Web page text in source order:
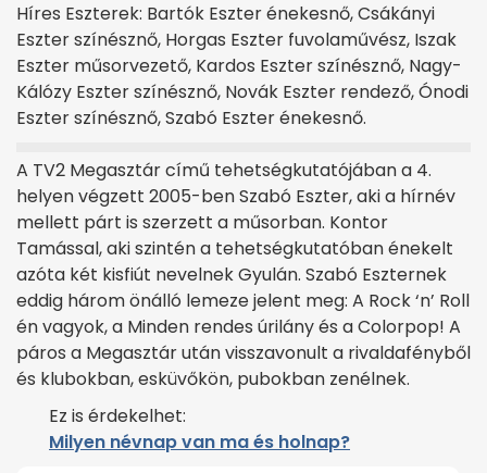
Híres Eszterek: Bartók Eszter énekesnő, Csákányi
Eszter színésznő, Horgas Eszter fuvolaművész, Iszak
Eszter műsorvezető, Kardos Eszter színésznő, Nagy-
Kálózy Eszter színésznő, Novák Eszter rendező, Ónodi
Eszter színésznő, Szabó Eszter énekesnő.
A TV2 Megasztár című tehetségkutatójában a 4.
helyen végzett 2005-ben Szabó Eszter, aki a hírnév
mellett párt is szerzett a műsorban. Kontor
Tamással, aki szintén a tehetségkutatóban énekelt
azóta két kisfiút nevelnek Gyulán. Szabó Eszternek
eddig három önálló lemeze jelent meg: A Rock ‘n’ Roll
én vagyok, a Minden rendes úrilány és a Colorpop! A
páros a Megasztár után visszavonult a rivaldafényből
és klubokban, esküvőkön, pubokban zenélnek.
Ez is érdekelhet:
Milyen névnap van ma és holnap?